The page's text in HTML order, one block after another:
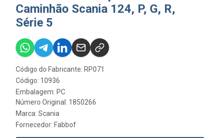
Caminhão Scania 124, P, G, R,
Série 5
Código do Fabricante: RP071
Código: 10936
Embalagem: PC
Número Original: 1850266
Marca: Scania
Fornecedor: Fabbof